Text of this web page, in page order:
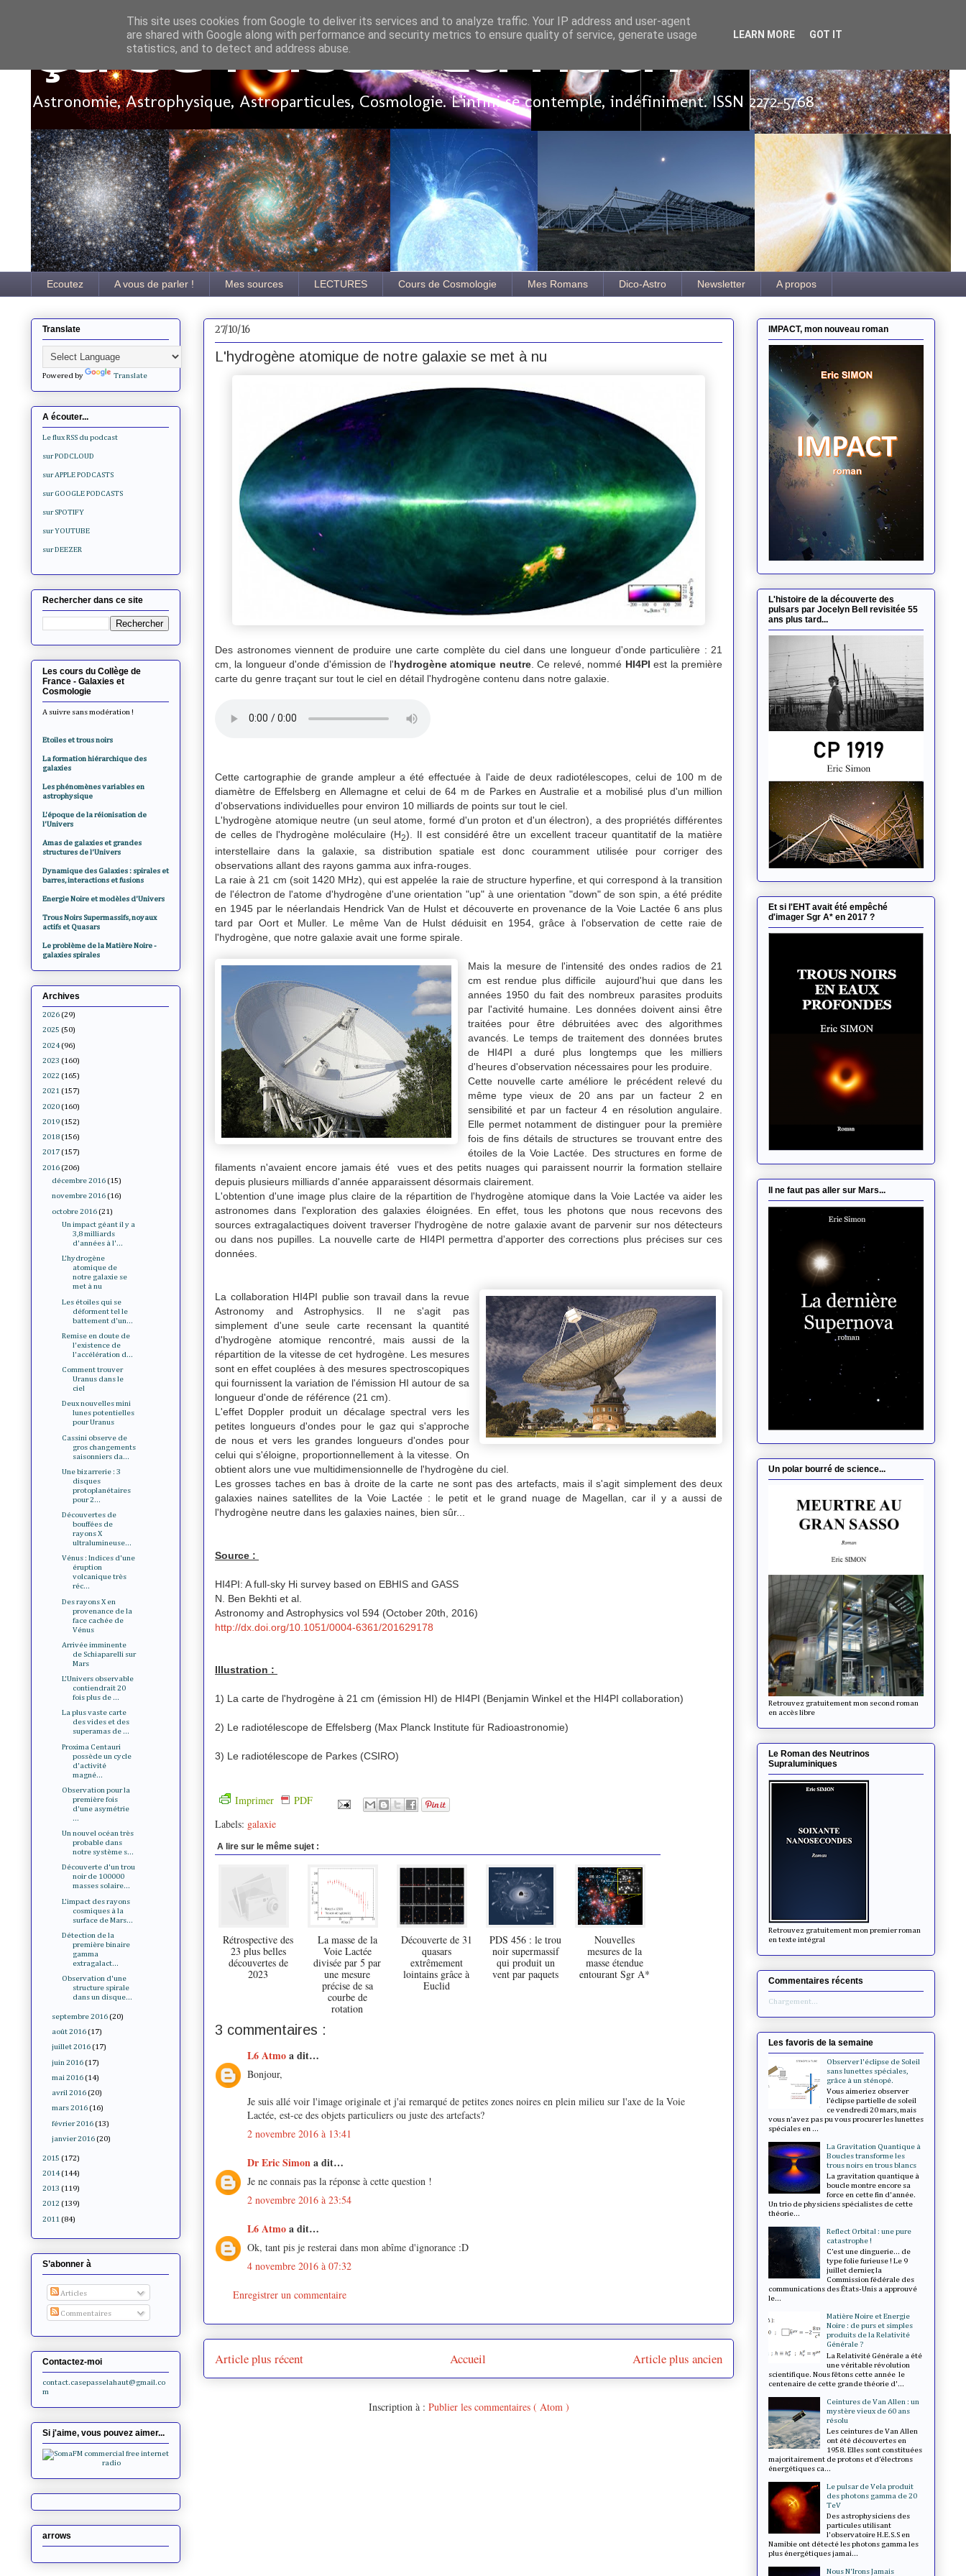
Ça se passe là haut
Astronomie, Astrophysique, Astroparticules, Cosmologie. L'infini se contemple, indéfiniment. ISSN 2272-5768
Ecoutez A vous de parler ! Mes sources LECTURES Cours de Cosmologie Mes Romans Dico-Astro Newsletter A propos
27/10/16
L'hydrogène atomique de notre galaxie se met à nu
Des astronomes viennent de produire une carte complète du ciel dans une longueur d'onde particulière : 21
cm, la longueur d'onde d'émission de l'hydrogène atomique neutre. Ce relevé, nommé HI4PI est la première
carte du genre traçant sur tout le ciel en détail l'hydrogène contenu dans notre galaxie.
Cette cartographie de grande ampleur a été effectuée à l'aide de deux radiotélescopes, celui de 100 m de
diamètre de Effelsberg en Allemagne et celui de 64 m de Parkes en Australie et a mobilisé plus d'un million
d'observations individuelles pour environ 10 milliards de points sur tout le ciel.
L'hydrogène atomique neutre (un seul atome, formé d'un proton et d'un électron), a des propriétés différentes
de celles de l'hydrogène moléculaire (H2). Il est considéré être un excellent traceur quantitatif de la matière
interstellaire dans la galaxie, sa distribution spatiale est donc couramment utilisée pour corriger des
observations allant des rayons gamma aux infra-rouges.
La raie à 21 cm (soit 1420 MHz), qui est appelée la raie de structure hyperfine, et qui correspond à la transition
de l'électron de l'atome d'hydrogène d'une orientation "up" à une orientation "down" de son spin, a été prédite
en 1945 par le néerlandais Hendrick Van de Hulst et découverte en provenance de la Voie Lactée 6 ans plus
tard par Oort et Muller. Le même Van de Hulst déduisit en 1954, grâce à l'observation de cette raie de
l'hydrogène, que notre galaxie avait une forme spirale.
Mais la mesure de l'intensité des ondes radios de 21
cm est rendue plus difficile aujourd'hui que dans les
années 1950 du fait des nombreux parasites produits
par l'activité humaine. Les données doivent ainsi être
traitées pour être débruitées avec des algorithmes
avancés. Le temps de traitement des données brutes
de HI4PI a duré plus longtemps que les milliers
d'heures d'observation nécessaires pour les produire.
Cette nouvelle carte améliore le précédent relevé du
même type
vieux de 20 ans par un facteur 2 en
sensibilité et par un facteur 4 en résolution angulaire.
Elle permet notamment de distinguer pour la première
fois de fins détails de structures se trouvant entre des
étoiles de la Voie Lactée. Des structures en forme de
filaments n'avaient encore jamais été vues et des petits nuages qui paraissent nourrir la formation stellaire
depuis plusieurs milliards d'année apparaissent désormais clairement.
L'obtention d'une image plus claire de la répartition de l'hydrogène atomique dans la Voie Lactée va aider les
astronomes dans l'exploration des galaxies éloignées. En effet, tous les photons que nous recevons des
sources extragalactiques doivent traverser l'hydrogène de notre galaxie avant de parvenir sur nos détecteurs
ou dans nos pupilles. La nouvelle carte de HI4PI permettra d'apporter des corrections plus précises sur ces
données.
La collaboration HI4PI publie son travail dans la revue
Astronomy and Astrophysics. Il ne s'agit pas
simplement d'une seule carte recensant la quantité
d'hydrogène atomique rencontré, mais aussi de la
répartition de la vitesse de cet hydrogène. Les mesures
sont en effet couplées à des mesures spectroscopiques
qui fournissent la variation de l'émission HI autour de sa
longueur d'onde de référence (21 cm).
L'effet Doppler produit un décalage spectral vers les
petites longueurs d'ondes pour le gaz qui s'approche
de nous et vers les grandes longueurs d'ondes pour
celui qui s'éloigne, proportionnellement à la vitesse. On
obtient alors une vue multidimensionnelle de l'hydrogène du ciel.
Les grosses taches en bas à droite de la carte ne sont pas des artefacts, mais il s'agit simplement des deux
galaxies naines satellites de la Voie Lactée : le petit et le grand nuage de Magellan, car il y a aussi de
l'hydrogène neutre dans les galaxies naines, bien sûr...
Source :
HI4PI: A full-sky Hi survey based on EBHIS and GASS
N. Ben Bekhti et al.
Astronomy and Astrophysics vol 594 (October 20th, 2016)
http://dx.doi.org/10.1051/0004-6361/201629178
Illustration :
1) La carte de l'hydrogène à 21 cm (émission HI) de HI4PI (Benjamin Winkel et the HI4PI collaboration)
2) Le radiotélescope de Effelsberg (Max Planck Institute für Radioastronomie)
3) Le radiotélescope de Parkes (CSIRO)
Imprimer
PDF
Labels: galaxie
A lire sur le même sujet :
Rétrospective des
23 plus belles
découvertes de
2023
La masse de la
Voie Lactée
divisée par 5 par
une mesure
précise de sa
courbe de
rotation
Découverte de 31
quasars
extrêmement
lointains grâce à
Euclid
PDS 456 : le trou
noir supermassif
qui produit un
vent par paquets
Nouvelles
mesures de la
masse étendue
entourant Sgr A*
3 commentaires :
L6 Atmoa dit…
Bonjour,
Je suis allé voir l'image originale et j'ai remarqué de petites zones noires en plein milieu sur l'axe de la Voie
Lactée, est-ce des objets particuliers ou juste des artefacts?
2 novembre 2016 à 13:41
Dr Eric Simona dit…
Je ne connais pas la réponse à cette question !
2 novembre 2016 à 23:54
L6 Atmoa dit…
Ok, tant pis je resterai dans mon abîme d'ignorance :D
4 novembre 2016 à 07:32
Enregistrer un commentaire
Article plus récent Article plus ancien
Accueil
Inscription à : Publier les commentaires ( Atom )
Translate
Powered by Translate
A écouter...
Le flux RSS du podcast
sur PODCLOUD
sur APPLE PODCASTS
sur GOOGLE PODCASTS
sur SPOTIFY
sur YOUTUBE
sur DEEZER
Rechercher dans ce site
Les cours du Collège de
France - Galaxies et
Cosmologie
A suivre sans modération !
Etoiles et trous noirs
La formation hiérarchique des
galaxies
Les phénomènes variables en
astrophysique
L'époque de la réionisation de
l'Univers
Amas de galaxies et grandes
structures de l'Univers
Dynamique des Galaxies : spirales et
barres, interactions et fusions
Energie Noire et modèles d'Univers
Trous Noirs Supermassifs, noyaux
actifs et Quasars
Le problème de la Matière Noire -
galaxies spirales
Archives
2026 (29)
2025 (50)
2024 (96)
2023 (160)
2022 (165)
2021 (157)
2020 (160)
2019 (152)
2018 (156)
2017 (157)
2016 (206)
décembre 2016 (15)
novembre 2016 (16)
octobre 2016 (21)
Un impact géant il y a
3,8 milliards
d'années à l'...
L'hydrogène
atomique de
notre galaxie se
met à nu
Les étoiles qui se
déforment tel le
battement d'un...
Remise en doute de
l'existence de
l'accélération d...
Comment trouver
Uranus dans le
ciel
Deux nouvelles mini
lunes potentielles
pour Uranus
Cassini observe de
gros changements
saisonniers da...
Une bizarrerie : 3
disques
protoplanétaires
pour 2...
Découvertes de
bouffées de
rayons X
ultralumineuse...
Vénus : Indices d'une
éruption
volcanique très
réc...
Des rayons X en
provenance de la
face cachée de
Vénus
Arrivée imminente
de Schiaparelli sur
Mars
L'Univers observable
contiendrait 20
fois plus de ...
La plus vaste carte
des vides et des
superamas de ...
Proxima Centauri
possède un cycle
d'activité
magné...
Observation pour la
première fois
d'une asymétrie
...
Un nouvel océan très
probable dans
notre système s...
Découverte d'un trou
noir de 100000
masses solaire...
L'impact des rayons
cosmiques à la
surface de Mars...
Détection de la
première binaire
gamma
extragalact...
Observation d'une
structure spirale
dans un disque...
septembre 2016 (20)
août 2016 (17)
juillet 2016 (17)
juin 2016 (17)
mai 2016 (14)
avril 2016 (20)
mars 2016 (16)
février 2016 (13)
janvier 2016 (20)
2015 (172)
2014 (144)
2013 (119)
2012 (139)
2011 (84)
S’abonner à
Articles
Commentaires
Contactez-moi
contact.casepasselahaut@gmail.co
m
Si j'aime, vous pouvez aimer...
arrows
IMPACT, mon nouveau roman
L'histoire de la découverte des
pulsars par Jocelyn Bell revisitée 55
ans plus tard...
Et si l'EHT avait été empêché
d'imager Sgr A* en 2017 ?
Il ne faut pas aller sur Mars...
Un polar bourré de science...
Retrouvez gratuitement mon second roman
en accès libre
Le Roman des Neutrinos
Supraluminiques
Retrouvez gratuitement mon premier roman
en texte intégral
Commentaires récents
Chargement...
Les favoris de la semaine
Observer l'éclipse de Soleil
sans lunettes spéciales,
grâce à un sténopé.
Vous aimeriez observer
l’éclipse partielle de soleil
ce vendredi 20 mars, mais
vous n’avez pas pu vous procurer les lunettes
spéciales en ...
La Gravitation Quantique à
Boucles transforme les
trous noirs en trous blancs
La gravitation quantique à
boucle montre encore sa
force en cette fin d'année.
Un trio de physiciens spécialistes de cette
théorie...
Reflect Orbital : une pure
catastrophe !
C’est une dinguerie... de
type folie furieuse ! Le 9
juillet dernier, la
Commission fédérale des
communications des États-Unis a approuvé
le...
Matière Noire et Energie
Noire : de purs et simples
produits de la Relativité
Générale ?
La Relativité Générale a été
une véritable révolution
scientifique. Nous fêtons cette année le
centenaire de cette grande théorie d'...
Ceintures de Van Allen : un
mystère vieux de 60 ans
résolu
Les ceintures de Van Allen
ont été découvertes en
1958. Elles sont constituées
majoritairement de protons et d’électrons
énergétiques ca...
Le pulsar de Vela produit
des photons gamma de 20
TeV
Des astrophysiciens des
particules utilisant
l'observatoire H.E.S.S en
Namibie ont détecté les photons gamma les
plus énergétiques jamai...
Nous N'Irons Jamais
This site uses cookies from Google to deliver its services and to analyze traffic. Your IP address and user-agent
are shared with Google along with performance and security metrics to ensure quality of service, generate usage
statistics, and to detect and address abuse.
LEARN MORE GOT IT